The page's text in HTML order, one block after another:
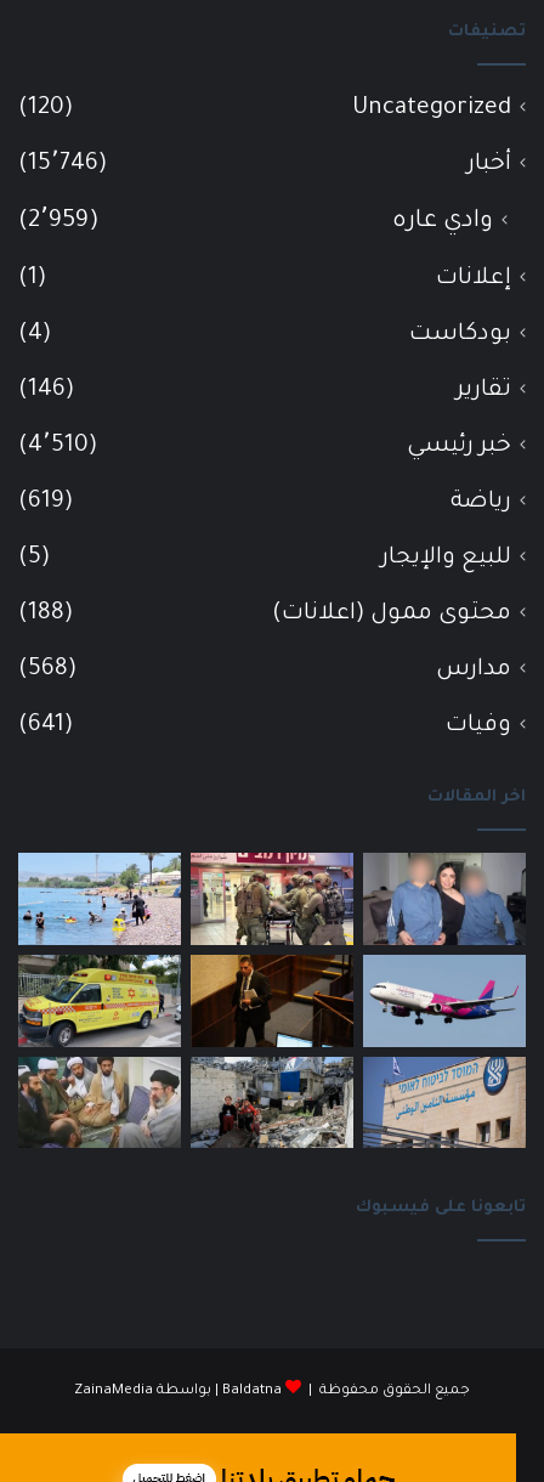
تصنيفات
Uncategorized
(120)
أخبار (15٬746)
وادي عاره (2٬959)
إعلانات (1)
بودكاست (4)
تقارير (146)
خبر رئيسي (4٬510)
رياضة (619)
للبيع والإيجار (5)
محتوى ممول (اعلانات) (188)
مدارس (568)
وفيات (641)
اخر المقالات
تابعونا على فيسبوك
جميع الحقوق محفوظة | Baldatna | بواسطة ZainaMedia